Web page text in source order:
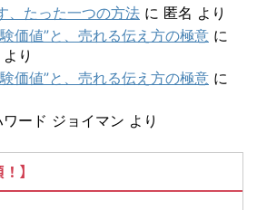
、たった一つの方法 に 匿名 より
価値”と、売れる伝え方の極意 に
より
価値”と、売れる伝え方の極意 に
ワード ジョイマン より
】